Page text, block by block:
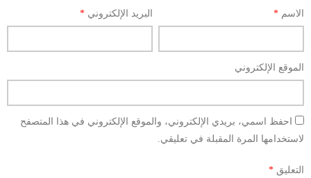
الاسم * البريد الإلكتروني*
الموقع الإلكتروني
احفظ اسمي، بريدي الإلكتروني، والموقع الإلكتروني في هذا المتصفح
لاستخدامها المرة المقبلة في تعليقي.
التعليق *